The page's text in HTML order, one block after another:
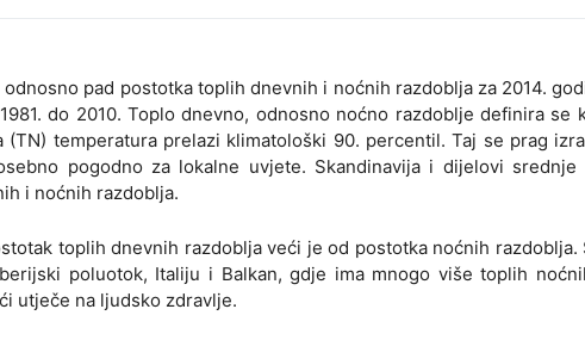
pad postotka toplih dnevnih i noćnih razdoblja za 2014.
do 2010. Toplo dnevno, odnosno noćno razdoblje definira se
(TN) temperatura prelazi klimatološki 90. percentil. Taj se prag
pogodno za lokalne uvjete. Skandinavija i dijelovi srednje
i noćnih razdoblja.
toplih dnevnih razdoblja veći je od postotka noćnih
poluotok, Italiju i Balkan, gdje ima mnogo više toplih
utječe na ljudsko zdravlje.